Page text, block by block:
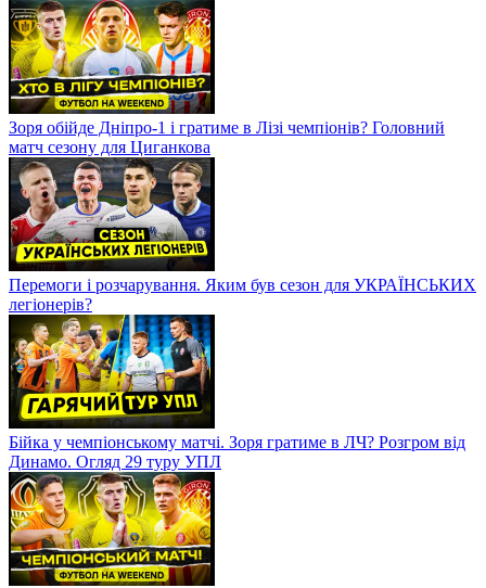
Зоря обійде Дніпро-1 і гратиме в Лізі чемпіонів? Головний
матч сезону для Циганкова
Перемоги і розчарування. Яким був сезон для УКРАЇНСЬКИХ
легіонерів?
Бійка у чемпіонському матчі. Зоря гратиме в ЛЧ? Розгром від
Динамо. Огляд 29 туру УПЛ